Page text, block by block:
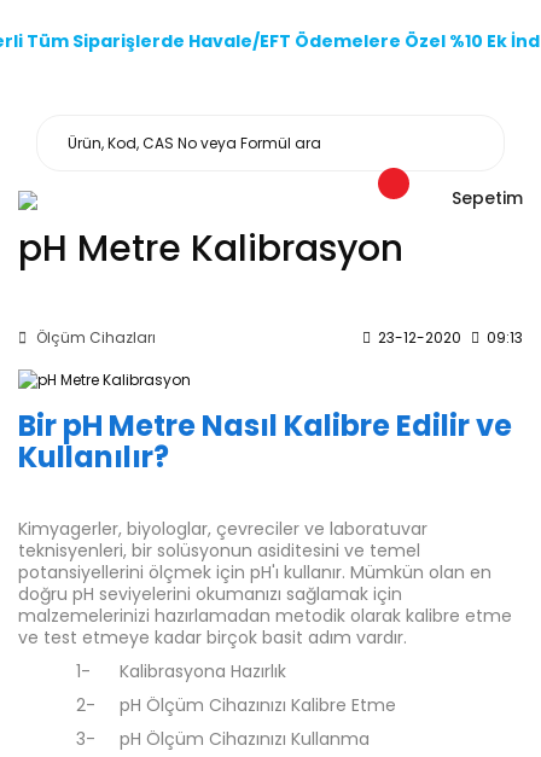
Tüm Siparişlerde Havale/EFT Ödemelere Özel %10 Ek
Sepetim
pH Metre Kalibrasyon
Ölçüm Cihazları 23-12-2020 09:13
Bir pH Metre Nasıl Kalibre Edilir ve
Kullanılır?
Kimyagerler, biyologlar, çevreciler ve laboratuvar
teknisyenleri, bir solüsyonun asiditesini ve temel
potansiyellerini ölçmek için pH'ı kullanır. Mümkün olan en
doğru pH seviyelerini okumanızı sağlamak için
malzemelerinizi hazırlamadan metodik olarak kalibre etme
ve test etmeye kadar birçok basit adım vardır.
1-
Kalibrasyona Hazırlık
2-
pH Ölçüm Cihazınızı Kalibre Etme
3-
pH Ölçüm Cihazınızı Kullanma